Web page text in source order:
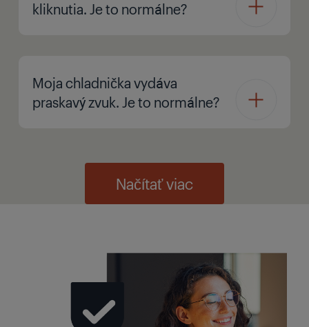
kliknutia. Je to normálne?
Moja chladnička vydáva
praskavý zvuk. Je to normálne?
Načítať viac